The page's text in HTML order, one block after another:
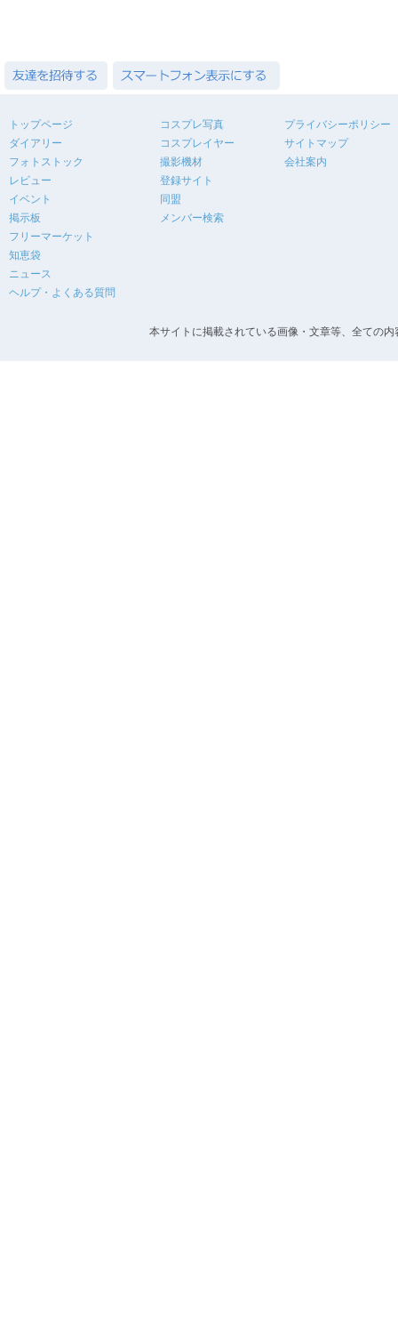
トップページ
ダイアリー
フォトストック
レビュー
イベント
掲示板
フリーマーケット
知恵袋
ニュース
ヘルプ・よくある質問
コスプレ写真
コスプレイヤー
撮影機材
登録サイト
同盟
メンバー検索
プライバシーポリシー
サイトマップ
会社案内
本サイトに掲載されている画像・文章等、全ての